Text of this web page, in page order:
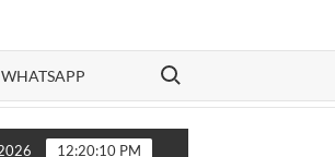
Search for:
OU ACASO?” Família de
12:20:11 PM